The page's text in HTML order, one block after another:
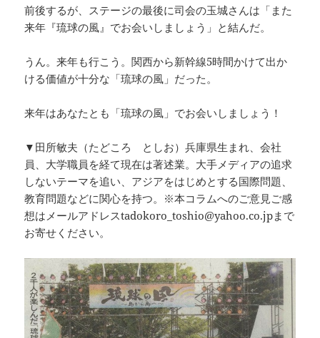
前後するが、ステージの最後に司会の玉城さんは「また
来年『琉球の風』でお会いしましょう」と結んだ。
うん。来年も行こう。関西から新幹線5時間かけて出か
ける価値が十分な「琉球の風」だった。
来年はあなたとも「琉球の風」でお会いしましょう！
▼田所敏夫（たどころ としお）兵庫県生まれ、会社
員、大学職員を経て現在は著述業。大手メディアの追求
しないテーマを追い、アジアをはじめとする国際問題、
教育問題などに関心を持つ。※本コラムへのご意見ご感
想はメールアドレスtadokoro_toshio@yahoo.co.jpまで
お寄せください。